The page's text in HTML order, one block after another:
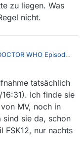
zu liegen. Was
nicht.
WHO Episode
in MV übrigens
Hier die URL
de/fsk12/201/
gewesen sein,
der Platte zu
ich in der Regel
tatsächlich
Ich finde sie
MV, noch in
sind sie da, schon
FSK12, nur nachts